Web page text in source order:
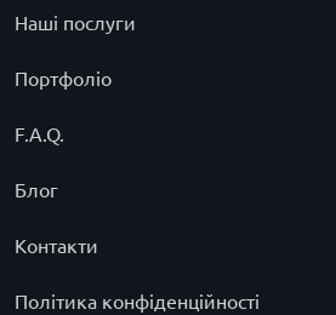
Наші послуги
Портфоліо
F.A.Q.
Блог
Контакти
Політика конфіденційності